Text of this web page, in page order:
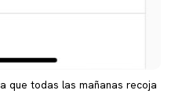
que todas las mañanas recoja